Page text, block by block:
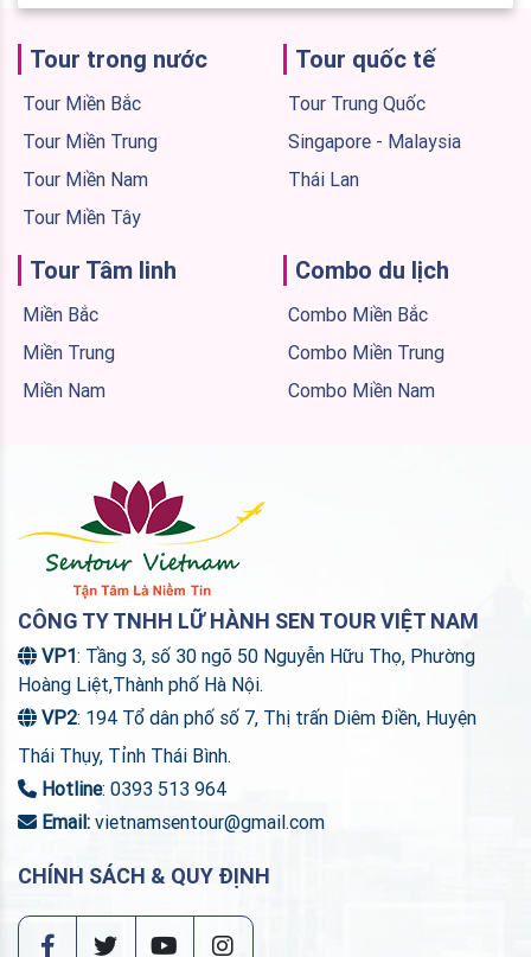
Tour trong nước
Tour Miền Bắc
Tour Miền Trung
Tour Miền Nam
Tour Miền Tây
Tour quốc tế
Tour Trung Quốc
Singapore - Malaysia
Thái Lan
Tour Tâm linh
Miền Bắc
Miền Trung
Miền Nam
Combo du lịch
Combo Miền Bắc
Combo Miền Trung
Combo Miền Nam
CÔNG TY TNHH LỮ HÀNH SEN TOUR VIỆT NAM
VP1: Tầng 3, số 30 ngõ 50 Nguyễn Hữu Thọ, Phường
Hoàng Liệt,Thành phố Hà Nội.
VP2: 194 Tổ dân phố số 7, Thị trấn Diêm Điền, Huyện
Thái Thụy, Tỉnh Thái Bình.
Hotline: 0393 513 964
Email: vietnamsentour@gmail.com
CHÍNH SÁCH & QUY ĐỊNH